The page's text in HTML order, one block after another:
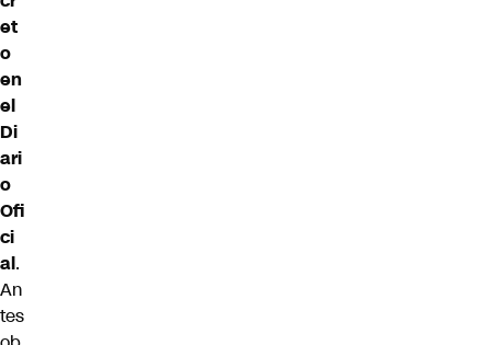
et
o
en
el
Di
ari
o
Ofi
ci
al.
An
tes